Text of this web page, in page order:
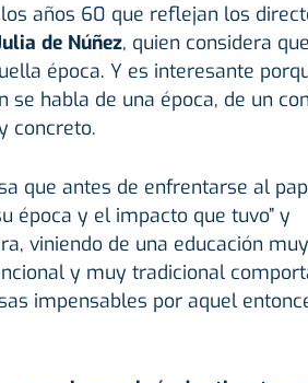
años 60 que reflejan los
de Núñez, quien considera
época. Y es interesante
habla de una época, de un
concreto.
que antes de enfrentarse al
época y el impacto que tuvo” y
viniendo de una educación muy
y muy tradicional
impensables por aquel